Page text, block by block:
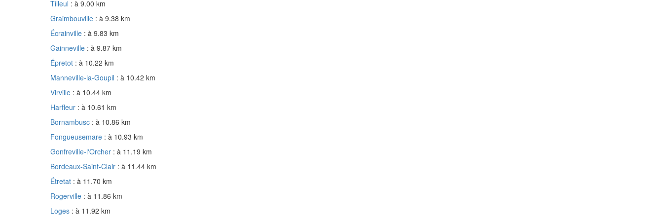
Tilleul : à 9.00 km
Graimbouville : à 9.38 km
Écrainville : à 9.83 km
Gainneville : à 9.87 km
Épretot : à 10.22 km
Manneville-la-Goupil : à 10.42 km
Virville : à 10.44 km
Harfleur : à 10.61 km
Bornambusc : à 10.86 km
Fongueusemare : à 10.93 km
Gonfreville-l'Orcher : à 11.19 km
Bordeaux-Saint-Clair : à 11.44 km
Étretat : à 11.70 km
Rogerville : à 11.86 km
Loges : à 11.92 km